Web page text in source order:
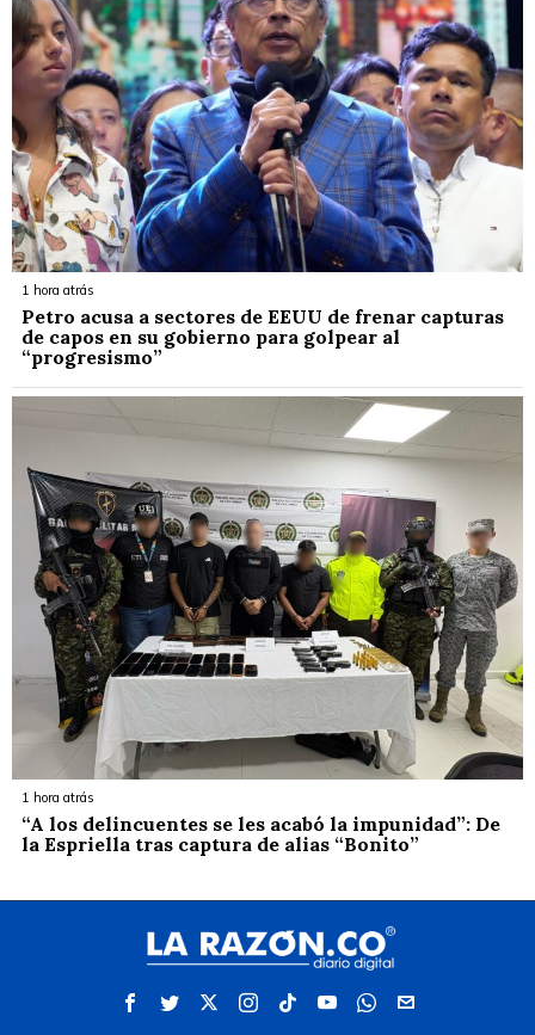
1 hora atrás
Petro acusa a sectores de EEUU de frenar capturas
de capos en su gobierno para golpear al
“progresismo”
1 hora atrás
“A los delincuentes se les acabó la impunidad”: De
la Espriella tras captura de alias “Bonito”